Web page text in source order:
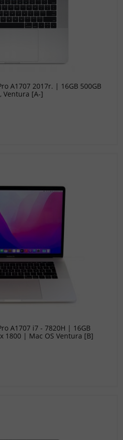
A1707 2017r. | 16GB 500GB
Ventura [A-]
A1707 i7 - 7820H | 16GB
1800 | Mac OS Ventura [B]